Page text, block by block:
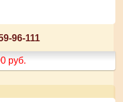
96-111
руб.